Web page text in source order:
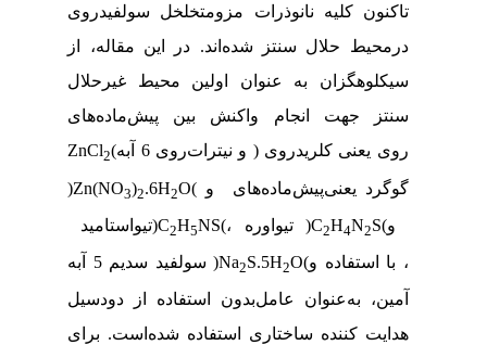
تاکنون کلیه نانوذرات مزومتخلخل سولفید‌روی
درمحیط حلال سنتز شده‌اند. در این مقاله‌، از
سیکلوهگزان به عنوان اولین محیط غیر‌حلال
سنتز جهت انجام واکنش بین پیش‌ماده‌های
روییعنی کلرید‌روی(
ZnCl2) و نیترات‌روی 6 آبه
(Zn(NO3)2.6H2O ) پیش‌ماده‌هایگوگرد یعنی
تیواستامید(C2H5NS تیواوره(C2H4N2S)
سولفید سدیم 5 آبه (Na2S.5H2O) ، با استفاده و
بدون استفاده از دودسیلآمین، به‌عنوان عامل
هدایت کننده ساختاری استفاده ‌شده‌است. برای